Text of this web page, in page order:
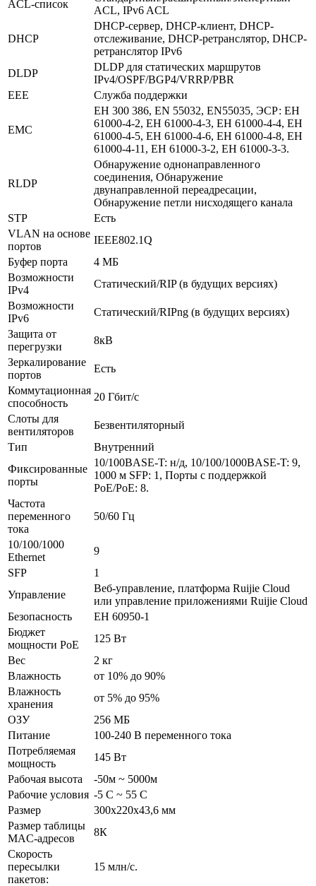
ACL-список
ACL, IPv6 ACL
DHCP
DHCP-сервер, DHCP-клиент, DHCP-
отслеживание, DHCP-ретранслятор, DHCP-
ретранслятор IPv6
DLDP
DLDP для статических маршрутов
IPv4/OSPF/BGP4/VRRP/PBR
EEE
Служба поддержки
EMC
ЕН 300 386, EN 55032, EN55035, ЭСР: ЕН
61000-4-2, ЕН 61000-4-3, ЕН 61000-4-4, ЕН
61000-4-5, ЕН 61000-4-6, ЕН 61000-4-8, ЕН
61000-4-11, ЕН 61000-3-2, ЕН 61000-3-3.
RLDP
Обнаружение однонаправленного
соединения, Обнаружение
двунаправленной переадресации,
Обнаружение петли нисходящего канала
STP
Есть
VLAN на основе
портов
IEEE802.1Q
Буфер порта
4 МБ
Возможности
IPv4
Статический/RIP (в будущих версиях)
Возможности
IPv6
Статический/RIPng (в будущих версиях)
Защита от
перегрузки
8кВ
Зеркалирование
портов
Есть
Коммутационная
способность
20 Гбит/с
Слоты для
вентиляторов
Безвентиляторный
Тип
Внутренний
Фиксированные
порты
10/100BASE-T: н/д, 10/100/1000BASE-T: 9,
1000 м SFP: 1, Порты с поддержкой
PoE/PoE: 8.
Частота
переменного
тока
50/60 Гц
10/100/1000
Ethernet
9
SFP
1
Управление
Веб-управление, платформа Ruijie Cloud
или управление приложениями Ruijie Cloud
Безопасность
ЕН 60950-1
Бюджет
мощности PoE
125 Вт
Вес
2 кг
Влажность
от 10% до 90%
Влажность
хранения
от 5% до 95%
ОЗУ
256 МБ
Питание
100-240 В переменного тока
Потребляемая
мощность
145 Вт
Рабочая высота
-50м ~ 5000м
Рабочие условия -5 C ~ 55 C
Размер
300x220x43,6 мм
Размер таблицы
MAC-адресов
8К
Скорость
пересылки
пакетов:
15 млн/с.